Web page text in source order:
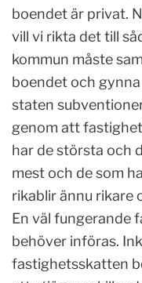
boendet är privat.
vill vi rikta det till
kommun måste
boendet och
staten
genom att
har de största och
mest och de som
rikablir ännu rikare
En väl fungerande
behöver införas.
fastighetsskatten